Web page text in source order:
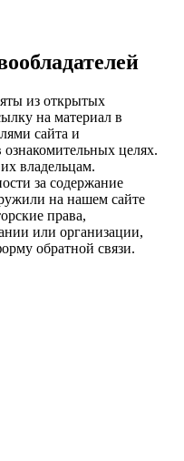
из открытых
на материал в
сайта и
целях.
владельцам.
за содержание
на нашем сайте
права,
или организации,
обратной связи.